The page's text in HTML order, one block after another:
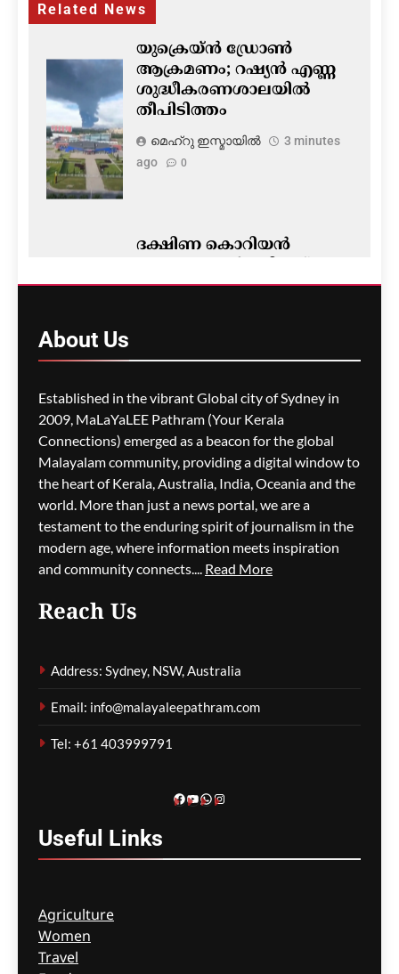
Related News
യുക്രെയ്ൻ ഡ്രോൺ
ആക്രമണം; റഷ്യൻ എണ്ണ
ശുദ്ധീകരണശാലയിൽ
തീപിടിത്തം
മെഹ്റു ഇസ്മായില്‍
3 minutes
ago
0
ദക്ഷിണ കൊറിയൻ
അപൂർവ ദൃശ്യം;
ago
0
റൊണാൾഡോ–ജോർജിന
വിവാഹം നാളെ?
ഔദ്യോഗിക
സ്ഥിരീകരണമില്ല
മെഹ്റു ഇസ്മായില്‍
9 minutes
ago
0
ജനറൽ;
ഇൻഫാന്റീനോയ്ക്ക്
പിന്തുണ ആവർത്തിച്ച്
ഭരണസമിതി
0
About Us
Established in the vibrant Global city of Sydney in
2009, MaLaYaLEE Pathram (Your Kerala
Connections) emerged as a beacon for the global
Malayalam community, providing a digital window to
the heart of Kerala, Australia, India, Oceania and the
world. More than just a news portal, we are a
testament to the enduring spirit of journalism in the
modern age, where information meets inspiration
and community connects.... Read More
Reach Us
Address: Sydney, NSW, Australia
Email: info@malayaleepathram.com
Tel: +61 403999791
Facebook
YouTube
WhatsApp
Instagram
Useful Links
Agriculture
Women
Travel